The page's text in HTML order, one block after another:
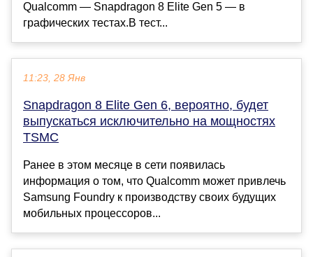
Qualcomm — Snapdragon 8 Elite Gen 5 — в
графических тестах.В тест...
11:23, 28 Янв
Snapdragon 8 Elite Gen 6, вероятно, будет
выпускаться исключительно на мощностях
TSMC
Ранее в этом месяце в сети появилась
информация о том, что Qualcomm может привлечь
Samsung Foundry к производству своих будущих
мобильных процессоров...